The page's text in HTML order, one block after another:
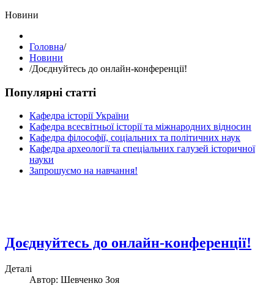
Hовини
Головна/
Hовини
/Доєднуйтесь до онлайн-конференції!
Популярні статті
Кафедра історії України
Кафедра всесвітньої історії та міжнародних відносин
Кафедра філософії, соціальних та політичних наук
Кафедра археології та спеціальних галузей історичної
науки
Запрошуємо на навчання!
Доєднуйтесь до онлайн-конференції!
Деталі
Автор: Шевченко Зоя